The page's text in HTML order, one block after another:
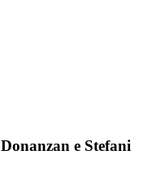
e Stefani